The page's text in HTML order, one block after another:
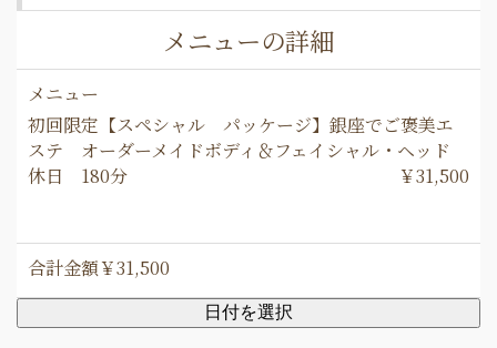
メニューの詳細
メニュー
初回限定【スペシャル パッケージ】銀座でご褒美エ
ステ オーダーメイドボディ＆フェイシャル・ヘッド
休日 180分
￥31,500
合計金額￥31,500
日付を選択